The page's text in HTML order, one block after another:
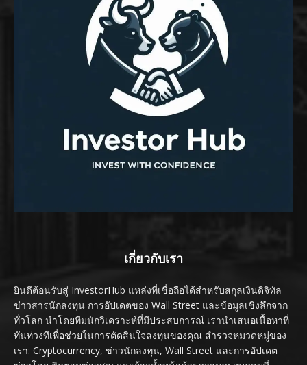
เกี่ยวกับเรา
ยินดีต้อนรับสู่ InvestorHub แหล่งที่เชื่อถือได้สำหรับสกุลเงินดิจิทัล
ข่าวสารนักลงทุน การอัปเดตของ Wall Street และข้อมูลเชิงลึกจาก
ทั่วโลก นำโดยทีมนักวิเคราะห์ที่มีประสบการณ์ เรานำเสนอเนื้อหาที่
ทันท่วงทีเพื่อช่วยในการตัดสินใจลงทุนของคุณ สำรวจหมวดหมู่ของ
เรา: Cryptocurrency, ข่าวนักลงทุน, Wall Street และการอัปเดต